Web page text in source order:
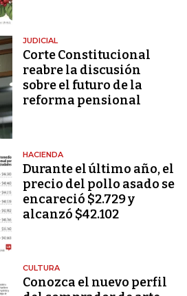
JUDICIAL
Corte Constitucional
reabre la discusión
sobre el futuro de la
reforma pensional
HACIENDA
Durante el último año, el
precio del pollo asado se
encareció $2.729 y
alcanzó $42.102
CULTURA
Conozca el nuevo perfil